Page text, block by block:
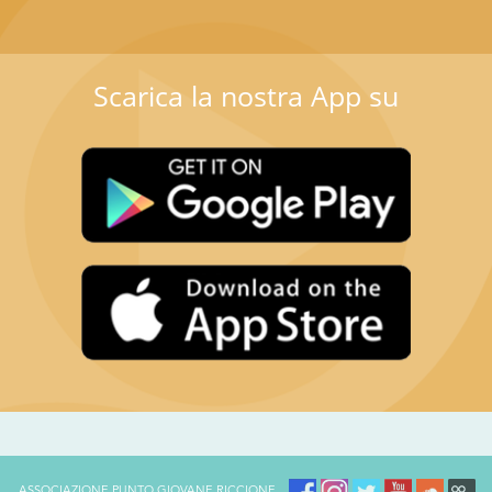
Scarica la nostra App su